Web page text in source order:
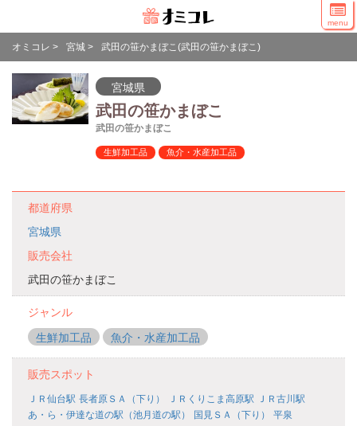
menu
オミコレ > 宮城 > 武田の笹かまぼこ(武田の笹かまぼこ)
宮城県
武田の笹かまぼこ
武田の笹かまぼこ
生鮮加工品 魚介・水産加工品
都道府県
宮城県
販売会社
武田の笹かまぼこ
ジャンル
生鮮加工品
魚介・水産加工品
販売スポット
ＪＲ仙台駅 長者原ＳＡ（下り） ＪＲくりこま高原駅
ＪＲ古川駅
あ・ら・伊達な道の駅（池月道の駅）
国見ＳＡ（下り） 平泉